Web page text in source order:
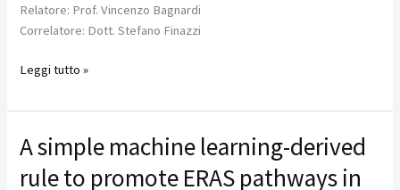
Relatore: Prof. Vincenzo Bagnardi
Correlatore: Dott. Stefano Finazzi
Leggi tutto »
A simple machine learning-derived
rule to promote ERAS pathways in
A
simple
machine